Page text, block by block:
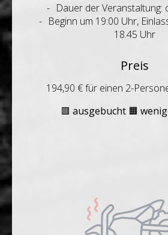
Dauer der Veranstaltung:
Beginn um 19:00 Uhr,
18.45 Uhr
Preis
194,90 € für einen 2-
🟥 ausgebucht 🟧